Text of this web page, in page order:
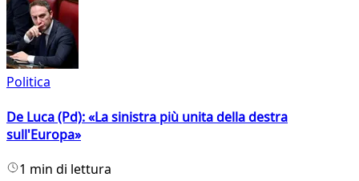
Politica
De Luca (Pd): «La sinistra più unita della destra
sull'Europa»
1 min di lettura